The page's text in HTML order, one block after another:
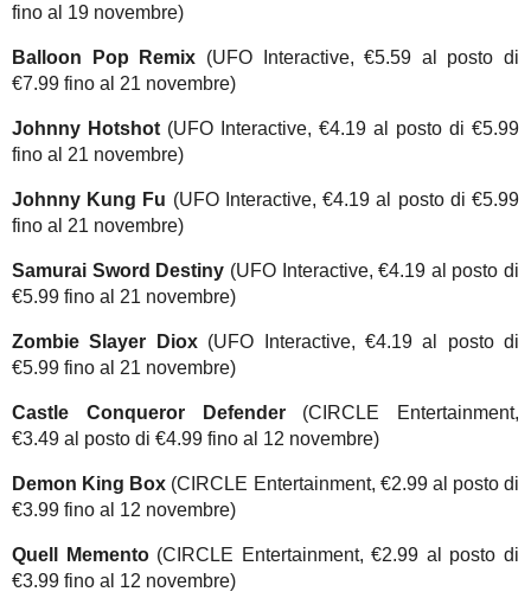
fino al 19 novembre)
Balloon Pop Remix (UFO Interactive, €5.59 al posto di
€7.99 fino al 21 novembre)
Johnny Hotshot (UFO Interactive, €4.19 al posto di €5.99
fino al 21 novembre)
Johnny Kung Fu (UFO Interactive, €4.19 al posto di €5.99
fino al 21 novembre)
Samurai Sword Destiny (UFO Interactive, €4.19 al posto di
€5.99 fino al 21 novembre)
Zombie Slayer Diox(UFO Interactive, €4.19 al posto di
€5.99 fino al 21 novembre)
Castle Conqueror Defender(CIRCLE Entertainment,
€3.49 al posto di €4.99 fino al 12 novembre)
Demon King Box (CIRCLE Entertainment, €2.99 al posto di
€3.99 fino al 12 novembre)
Quell Memento(CIRCLE Entertainment, €2.99 al posto di
€3.99 fino al 12 novembre)